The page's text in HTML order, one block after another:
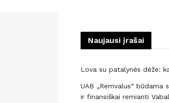
Naujausi įrašai
Lova su patalynės dėže:
UAB „Remvalus“ būdama
ir finansiškai remianti